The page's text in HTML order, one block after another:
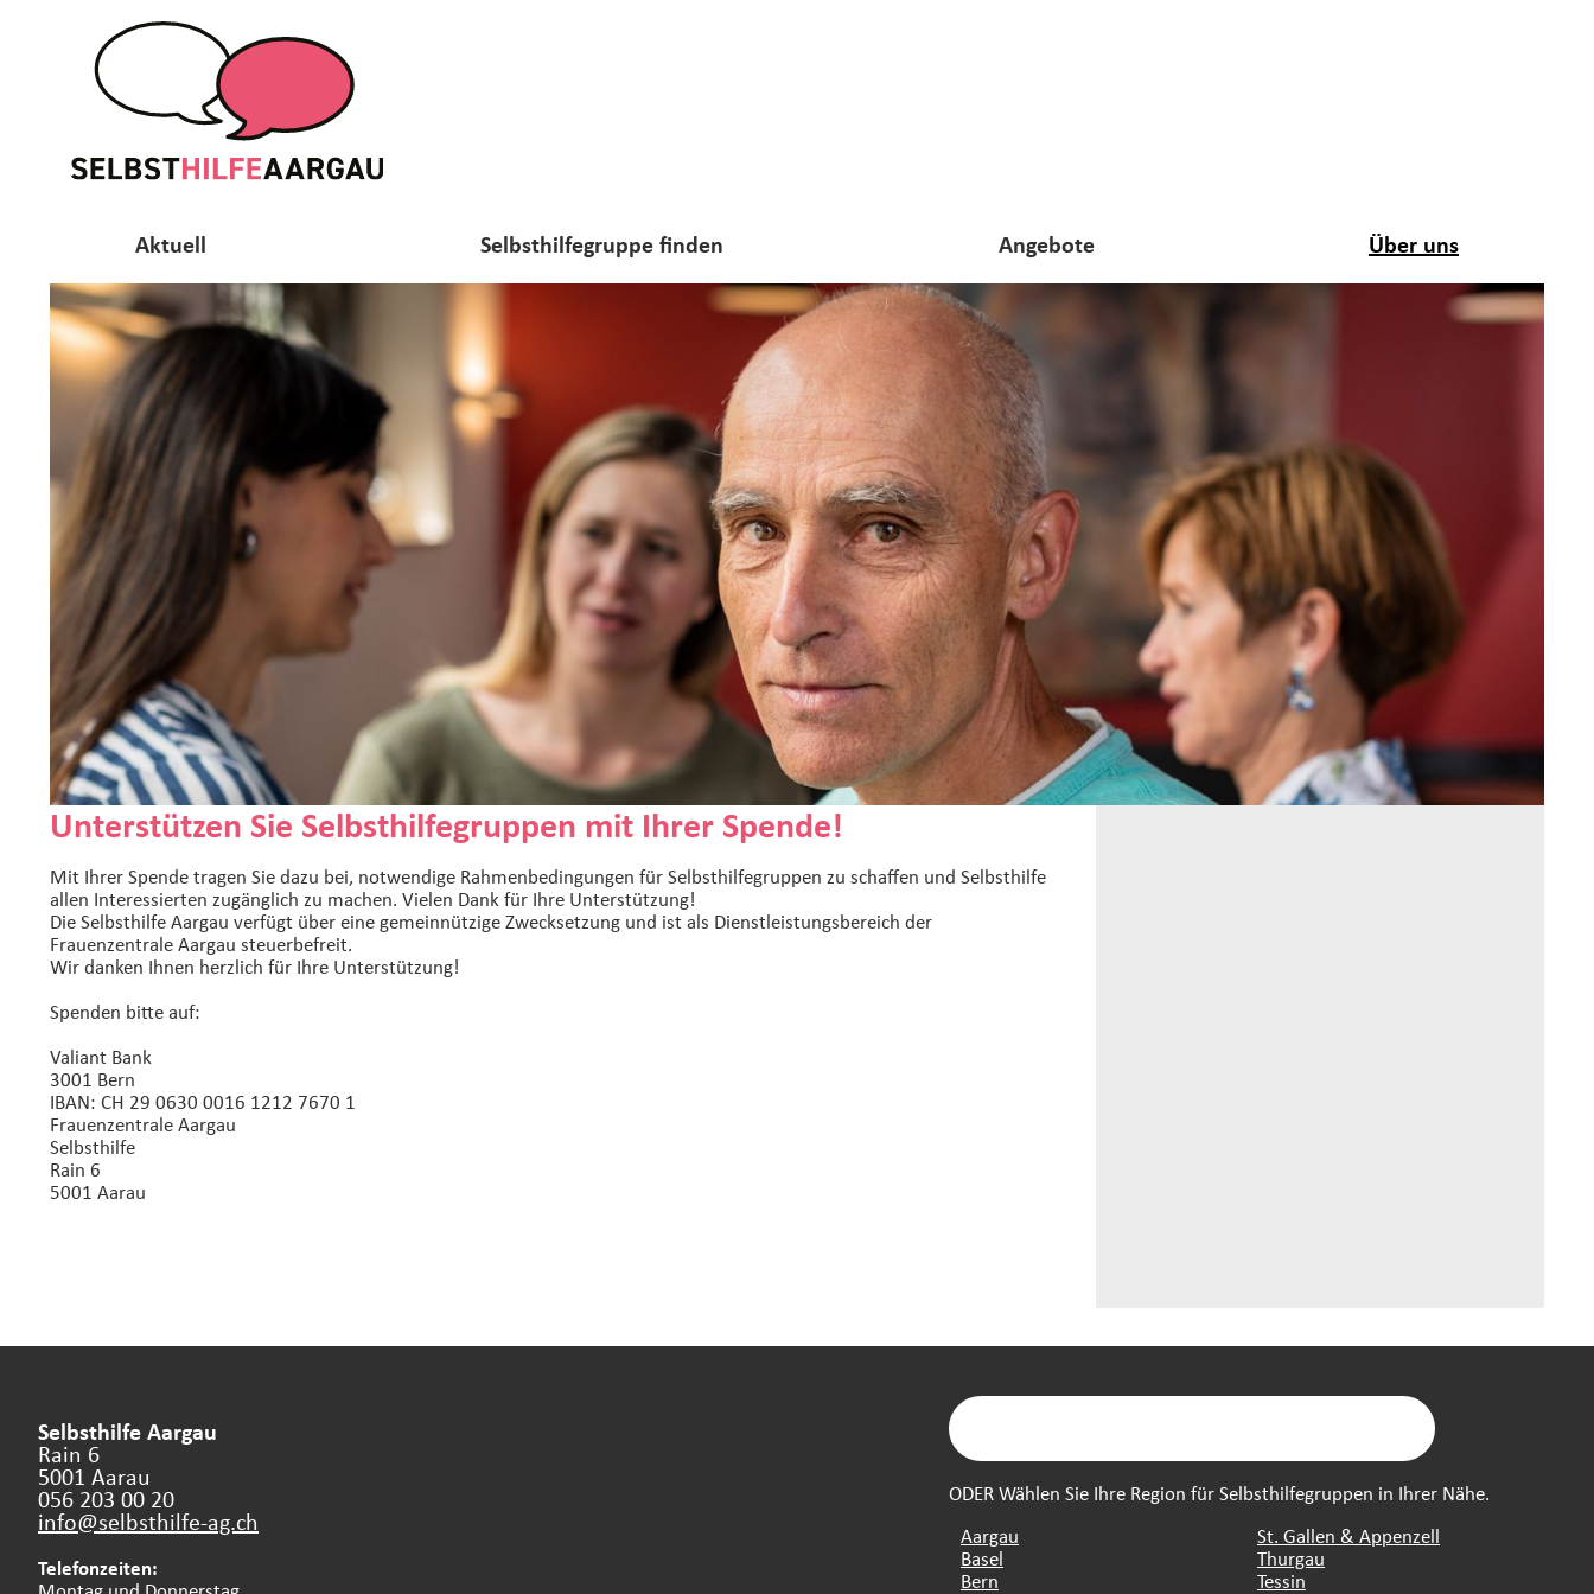
Aktuell Selbsthilfegruppe finden Angebote Über uns
Unterstützen Sie Selbsthilfegruppen mit Ihrer Spende!
Mit Ihrer Spende tragen Sie dazu bei, notwendige Rahmenbedingungen für Selbsthilfegruppen zu schaffen und Selbsthilfe
allen Interessierten zugänglich zu machen. Vielen Dank für Ihre Unterstützung!
Die Selbsthilfe Aargau verfügt über eine gemeinnützige Zwecksetzung und ist als Dienstleistungsbereich der
Frauenzentrale Aargau steuerbefreit.
Wir danken Ihnen herzlich für Ihre Unterstützung!
Spenden bitte auf:
Valiant Bank
3001 Bern
IBAN: CH 29 0630 0016 1212 7670 1
Frauenzentrale Aargau
Selbsthilfe
Rain 6
5001 Aarau
Selbsthilfe Aargau
Rain 6
5001 Aarau
056 203 00 20
info@selbsthilfe-ag.ch
Telefonzeiten:
ODER Wählen Sie Ihre Region für Selbsthilfegruppen in Ihrer Nähe.
Aargau
Basel
Bern
St. Gallen & Appenzell
Thurgau
Tessin